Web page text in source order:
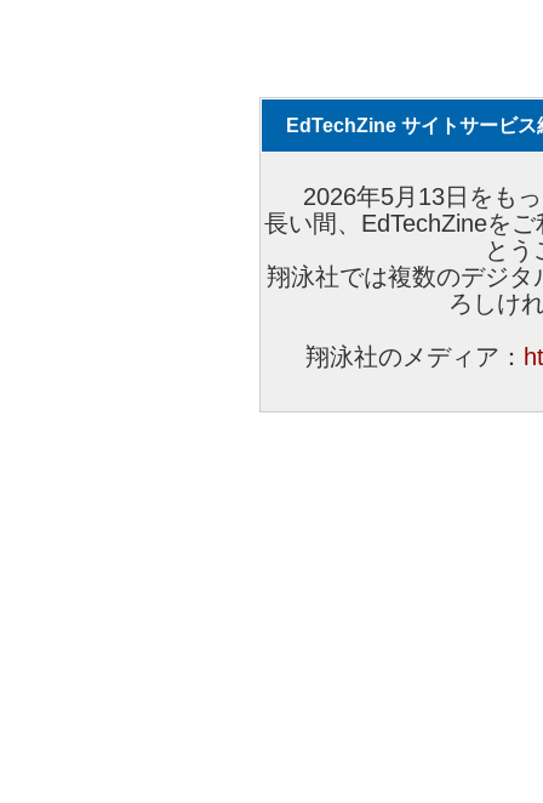
EdTechZine サイトサービス
2026年5月13日をも
長い間、EdTechZineを
とう
翔泳社では複数のデジ
ろしけ
翔泳社のメディア：